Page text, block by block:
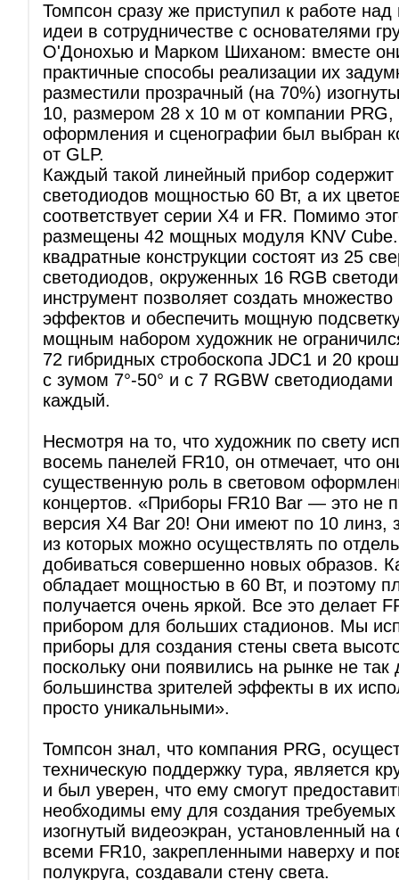
Томпсон сразу же приступил к работе
идеи в сотрудничестве с основателями
О'Донохью и Марком Шиханом: вместе
практичные способы реализации их
разместили прозрачный (на 70%)
10, размером 28 x 10 м от компании PRG,
оформления и сценографии был выбран
от GLP.
Каждый такой линейный прибор содержит
светодиодов мощностью 60 Вт, а их
соответствует серии X4 и FR. Помимо
размещены 42 мощных модуля KNV Cube.
квадратные конструкции состоят из 25
светодиодов, окруженных 16 RGB
инструмент позволяет создать
эффектов и обеспечить мощную
мощным набором художник не
72 гибридных стробоскопа JDC1 и 20
с зумом 7°-50° и с 7 RGBW
каждый.
Несмотря на то, что художник по свету
восемь панелей FR10, он отмечает, что
существенную роль в световом
концертов. «Приборы FR10 Bar — это не
версия X4 Bar 20! Они имеют по 10 линз,
из которых можно осуществлять по
добиваться совершенно новых образов.
обладает мощностью в 60 Вт, и поэтому
получается очень яркой. Все это делает
прибором для больших стадионов. Мы
приборы для создания стены света
поскольку они появились на рынке не так
большинства зрителей эффекты в их
просто уникальными».
Томпсон знал, что компания PRG,
техническую поддержку тура, является
и был уверен, что ему смогут
необходимы ему для создания
изогнутый видеоэкран, установленный
всеми FR10, закрепленными наверху и
полукруга, создавали стену света.